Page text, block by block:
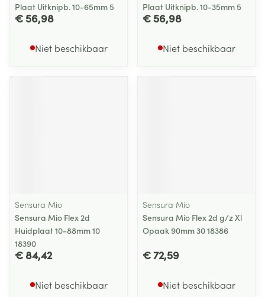
Plaat Uitknipb. 10-65mm 5
€ 56,98
Niet beschikbaar
Plaat Uitknipb. 10-35mm 5
€ 56,98
Niet beschikbaar
Sensura Mio
Sensura Mio Flex 2d
Huidplaat 10-88mm 10
18390
€ 84,42
Niet beschikbaar
Sensura Mio
Sensura Mio Flex 2d g/z Xl
Opaak 90mm 30 18386
€ 72,59
Niet beschikbaar